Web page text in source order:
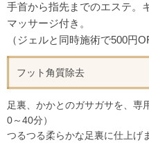
手首から指先までのエステ。
マッサージ付き。
（ジェルと同時施術で500円
フット角質除去
足裏、かかとのガサガサを、専
0～40分）
つるつる柔らかな足裏に仕上げ